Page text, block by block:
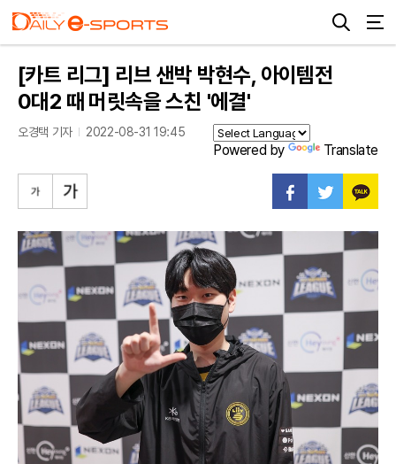
[카트 리그] 리브 샌박 박현수, 아이템전
0대2 때 머릿속을 스친 '에결'
오경택 기자 2022-08-31 19:45
Powered by Translate